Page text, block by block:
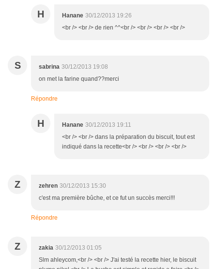
H Hanane 30/12/2013 19:26
<br /> <br /> de rien ^^<br /> <br /> <br /> <br />
S sabrina 30/12/2013 19:08
on met la farine quand??merci
Répondre
H Hanane 30/12/2013 19:11
<br /> <br /> dans la préparation du biscuit, tout est
indiqué dans la recette<br /> <br /> <br /> <br />
Z zehren 30/12/2013 15:30
c'est ma première bûche, et ce fut un succès merci!!!
Répondre
Z zakia 30/12/2013 01:05
Slm ahleycom,<br /> <br /> J'ai testé la recette hier, le biscuit